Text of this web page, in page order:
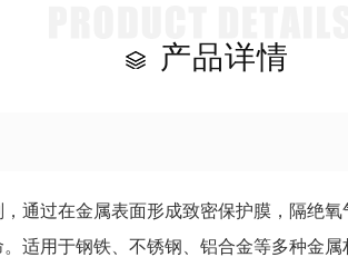
产品详情
通过在金属表面形成致密保护膜，隔绝
适用于钢铁、不锈钢、铝合金等多种金